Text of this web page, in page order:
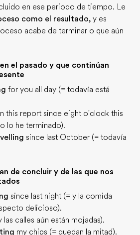
en ese periodo de tiempo. Le
como el resultado, y es
acabe de terminar o que aún
el pasado y que continúan
for you all day (= todavía está
this report since eight o'clock this
lo he terminado).
since last October (= todavía
de concluir y de las que nos
since last night (= y la comida
delicioso).
las calles aún están mojadas).
my chips (= quedan la mitad).